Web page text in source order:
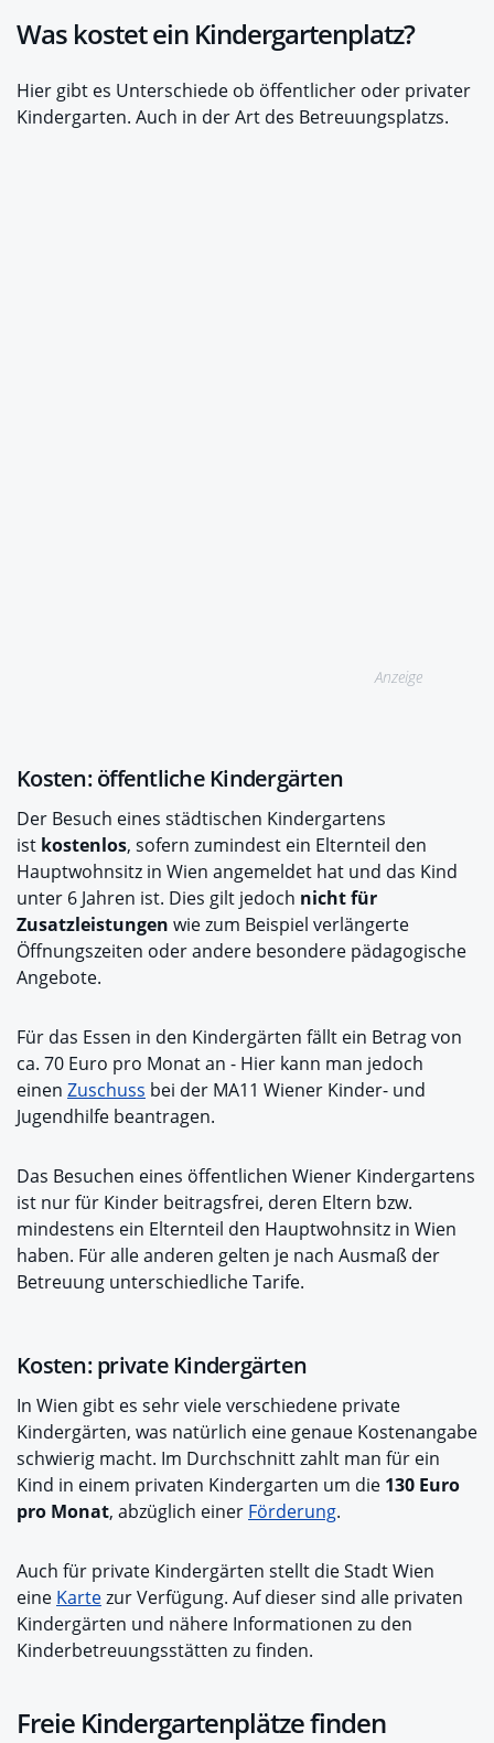
Was kostet ein Kindergartenplatz?
Hier gibt es Unterschiede ob öffentlicher oder privater
Kindergarten. Auch in der Art des Betreuungsplatzs.
Anzeige
Kosten: öffentliche Kindergärten
Der Besuch eines städtischen Kindergartens
ist kostenlos, sofern zumindest ein Elternteil den
Hauptwohnsitz in Wien angemeldet hat und das Kind
unter 6 Jahren ist. Dies gilt jedoch nicht für
Zusatzleistungen wie zum Beispiel verlängerte
Öffnungszeiten oder andere besondere pädagogische
Angebote.
Für das Essen in den Kindergärten fällt ein Betrag von
ca. 70 Euro pro Monat an - Hier kann man jedoch
einen Zuschuss bei der MA11 Wiener Kinder- und
Jugendhilfe beantragen.
Das Besuchen eines öffentlichen Wiener Kindergartens
ist nur für Kinder beitragsfrei, deren Eltern bzw.
mindestens ein Elternteil den Hauptwohnsitz in Wien
haben. Für alle anderen gelten je nach Ausmaß der
Betreuung unterschiedliche Tarife.
Kosten: private Kindergärten
In Wien gibt es sehr viele verschiedene private
Kindergärten, was natürlich eine genaue Kostenangabe
schwierig macht. Im Durchschnitt zahlt man für ein
Kind in einem privaten Kindergarten um die 130 Euro
pro Monat, abzüglich einer Förderung.
Auch für private Kindergärten stellt die Stadt Wien
eine Kartezur Verfügung. Auf dieser sind alle privaten
Kindergärten und nähere Informationen zu den
Kinderbetreuungsstätten zu finden.
Freie Kindergartenplätze finden